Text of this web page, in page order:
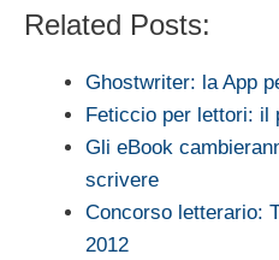
Related Posts:
Ghostwriter: la App
Feticcio per lettori: il
Gli eBook
scrivere
Concorso letterario:
2012